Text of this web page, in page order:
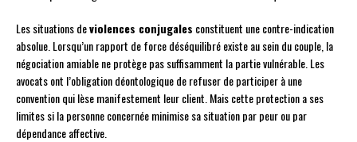
Les situations deviolences conjugales constituent une contre-indication
absolue. Lorsqu’un rapport de force déséquilibré existe au sein du couple, la
négociation amiable ne protège pas suffisamment la partie vulnérable. Les
avocats ont l’obligation déontologique de refuser de participer à une
convention qui lèse manifestement leur client. Mais cette protection a ses
limites si la personne concernée minimise sa situation par peur ou par
dépendance affective.